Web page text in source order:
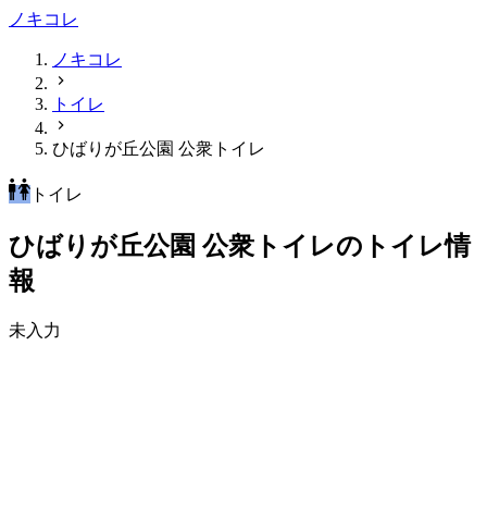
ノキコレ
ノキコレ
トイレ
ひばりが丘公園 公衆トイレ
トイレ
ひばりが丘公園 公衆トイレのトイレ情
報
未入力